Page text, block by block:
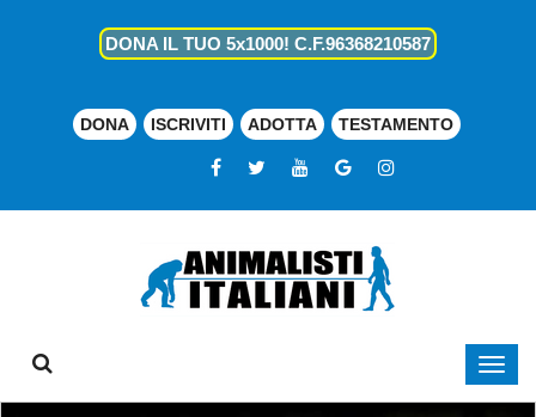
DONA IL TUO 5x1000! C.F.96368210587
DONA ISCRIVITI ADOTTA TESTAMENTO